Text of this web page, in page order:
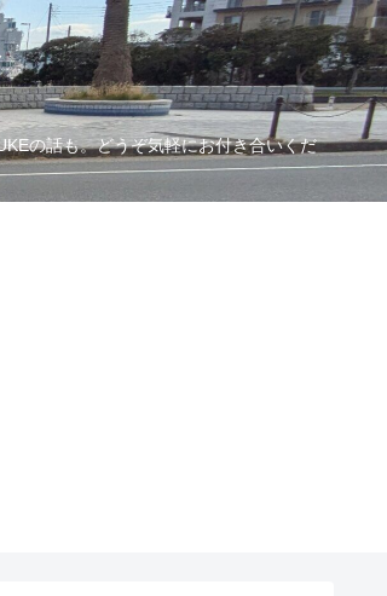
の話も。どうぞ気軽にお付き合いくだ